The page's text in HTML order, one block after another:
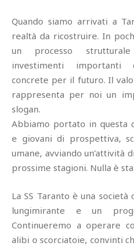
Quando siamo arrivati a
realtà da ricostruire. In
un processo
investimenti importanti
concrete per il futuro. Il
rappresenta per noi un
slogan.
Abbiamo portato in questa
e giovani di prospettiva,
umane, avviando un’attività
prossime stagioni. Nulla è
La SS Taranto è una
lungimirante e un
Continueremo a operare
alibi o scorciatoie, convinti